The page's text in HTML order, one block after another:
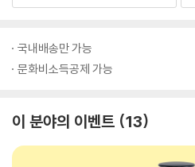
국내배송만 가능
문화비소득공제 가능
이 분야의 이벤트 13